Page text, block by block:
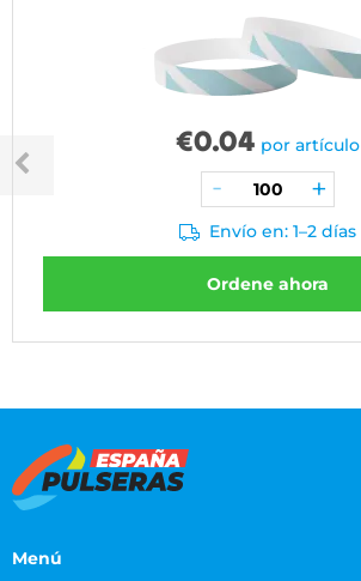
€0.04 por artículo
Envío en: 1–2 días
Ordene ahora
Menú